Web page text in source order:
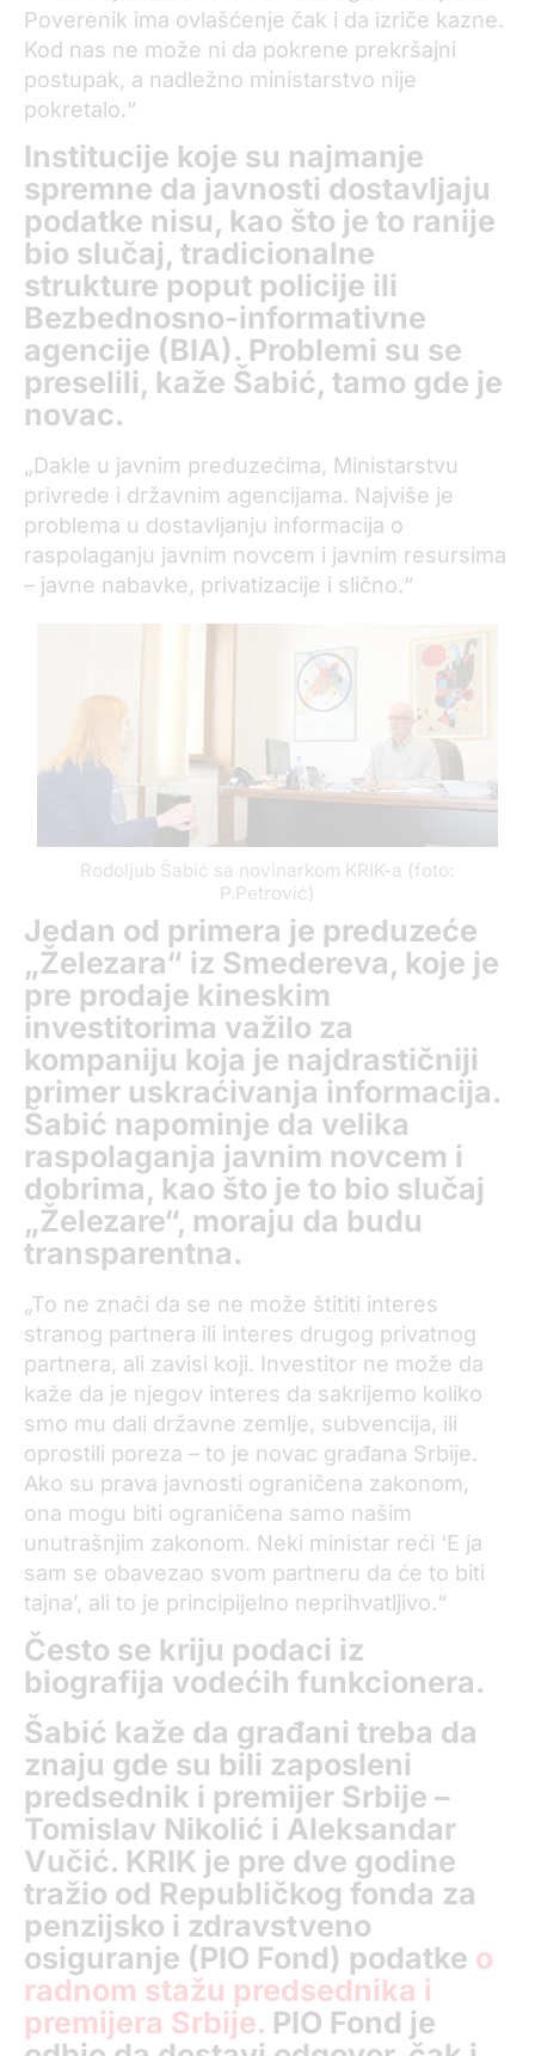
Poverenik ima ovlašćenje čak i da izriče kazne.
Kod nas ne može ni da pokrene prekršajni
postupak, a nadležno ministarstvo nije
pokretalo.“
Institucije koje su najmanje
spremne da javnosti dostavljaju
podatke nisu, kao što je to ranije
bio slučaj, tradicionalne
strukture poput policije ili
Bezbednosno-informativne
agencije (BIA). Problemi su se
preselili, kaže Šabić, tamo gde je
novac.
„Dakle u javnim preduzećima, Ministarstvu
privrede i državnim agencijama. Najviše je
problema u dostavljanju informacija o
raspolaganju javnim novcem i javnim resursima
– javne nabavke, privatizacije i slično.“
Rodoljub Šabić sa novinarkom KRIK-a (foto:
P.Petrović)
Jedan od primera je preduzeće
„Železara“ iz Smedereva, koje je
pre prodaje kineskim
investitorima važilo za
kompaniju koja je najdrastičniji
primer uskraćivanja informacija.
Šabić napominje da velika
raspolaganja javnim novcem i
dobrima, kao što je to bio slučaj
„Železare“, moraju da budu
transparentna.
„To ne znači da se ne može štititi interes
stranog partnera ili interes drugog privatnog
partnera, ali zavisi koji. Investitor ne može da
kaže da je njegov interes da sakrijemo koliko
smo mu dali državne zemlje, subvencija, ili
oprostili poreza – to je novac građana Srbije.
Ako su prava javnosti ograničena zakonom,
ona mogu biti ograničena samo našim
unutrašnjim zakonom. Neki ministar reći ‘E ja
sam se obavezao svom partneru da će to biti
tajna’, ali to je principijelno neprihvatljivo.“
Često se kriju podaci iz
biografija vodećih funkcionera.
Šabić kaže da građani treba da
znaju gde su bili zaposleni
predsednik i premijer Srbije –
Tomislav Nikolić i Aleksandar
Vučić. KRIK je pre dve godine
tražio od Republičkog fonda za
penzijsko i zdravstveno
osiguranje (PIO Fond) podatke o
radnom stažu predsednika i
premijera Srbije. PIO Fond je